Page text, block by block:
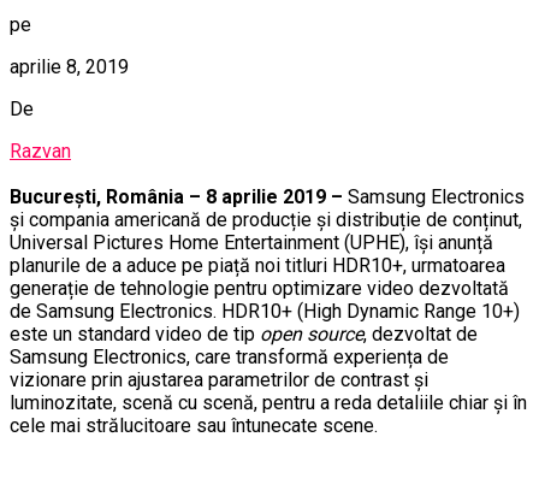
pe
aprilie 8, 2019
De
Razvan
București, România – 8 aprilie 2019 – Samsung Electronics
și compania americană de producție și distribuție de conținut,
Universal Pictures Home Entertainment (UPHE), își anunță
planurile de a aduce pe piață noi titluri HDR10+, urmatoarea
generație de tehnologie pentru optimizare video dezvoltată
de Samsung Electronics. HDR10+ (High Dynamic Range 10+)
este un standard video de tip open source, dezvoltat de
Samsung Electronics, care transformă experiența de
vizionare prin ajustarea parametrilor de contrast și
luminozitate, scenă cu scenă, pentru a reda detaliile chiar și în
cele mai strălucitoare sau întunecate scene.